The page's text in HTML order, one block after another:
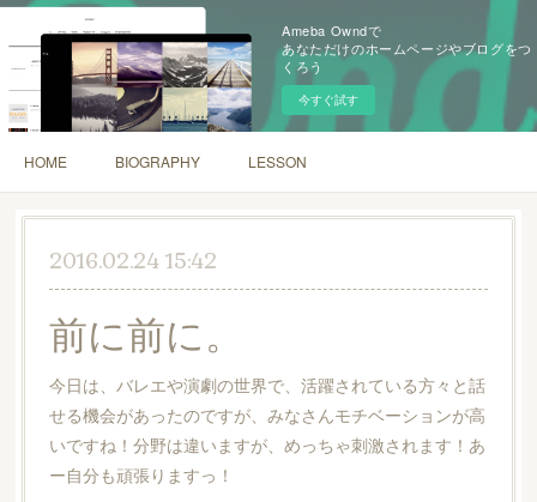
Ameba Owndで
あなただけのホームページやブログをつ
くろう
今すぐ試す
HOME BIOGRAPHY LESSON
2016.02.24 15:42
前に前に。
今日は、バレエや演劇の世界で、活躍されている方々と話
せる機会があったのですが、みなさんモチベーションが高
いですね！分野は違いますが、めっちゃ刺激されます！あ
ー自分も頑張りますっ！